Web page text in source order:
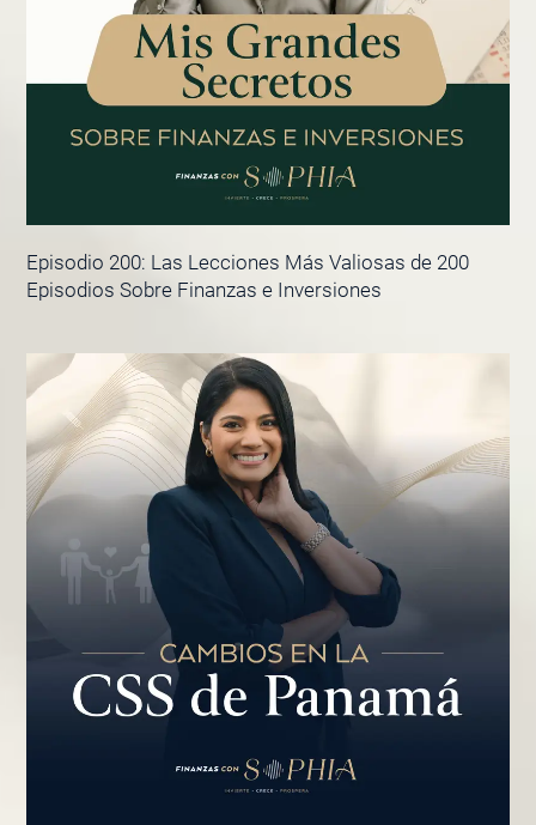
Episodio 200: Las Lecciones Más Valiosas de 200
Episodios Sobre Finanzas e Inversiones